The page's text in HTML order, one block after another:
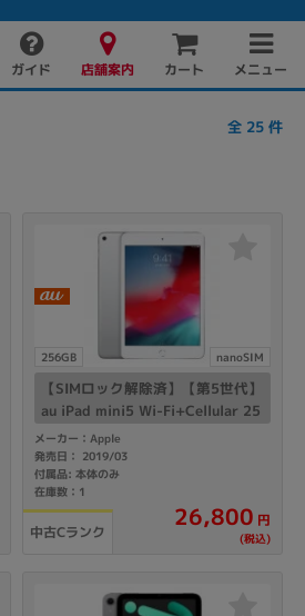
ガイド 店舗案内 カート メニュー
全 25件
256GB nanoSIM
【SIMロック解除済】【第5世代】
au iPad mini5 Wi-Fi+Cellular 25
6GB シルバー MUXD2J/A A2124
メーカー：Apple
発売日： 2019/03
付属品: 本体のみ
在庫数：1
中古Cランク
26,800 円
(税込)